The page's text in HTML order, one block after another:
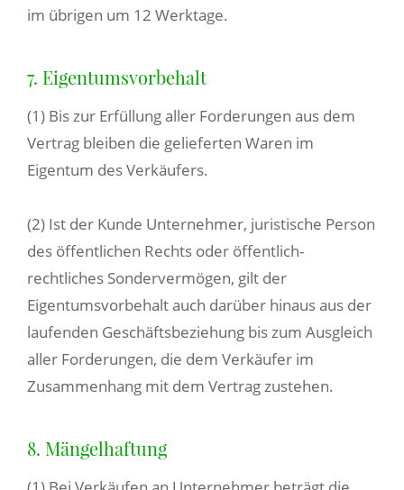
im übrigen um 12 Werktage.
7. Eigentumsvorbehalt
(1) Bis zur Erfüllung aller Forderungen aus dem
Vertrag bleiben die gelieferten Waren im
Eigentum des Verkäufers.
(2) Ist der Kunde Unternehmer, juristische Person
des öffentlichen Rechts oder öffentlich-
rechtliches Sondervermögen, gilt der
Eigentumsvorbehalt auch darüber hinaus aus der
laufenden Geschäftsbeziehung bis zum Ausgleich
aller Forderungen, die dem Verkäufer im
Zusammenhang mit dem Vertrag zustehen.
8. Mängelhaftung